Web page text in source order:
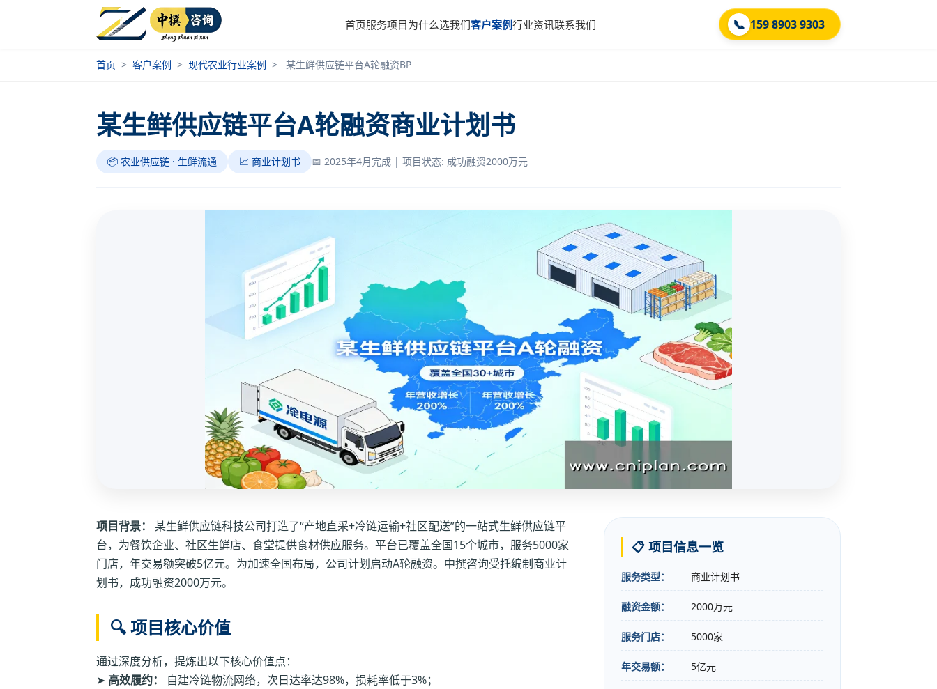
首页服务项目为什么选我们客户案例行业资讯联系我们 📞 159 8903 9303
首页 > 客户案例 > 现代农业行业案例 > 某生鲜供应链平台A轮融资BP
某生鲜供应链平台A轮融资商业计划书
📦 农业供应链 · 生鲜流通 📈 商业计划书 📅 2025年4月完成 | 项目状态: 成功融资2000万元
项目背景：
某生鲜供应链科技公司打造了“产地直采+冷链运输+社区配送”的一站式生鲜供应链平
台，为餐饮企业、社区生鲜店、食堂提供食材供应服务。平台已覆盖全国15个城市，服务5000家
门店，年交易额突破5亿元。为加速全国布局，公司计划启动A轮融资。中撰咨询受托编制商业计
划书，成功融资2000万元。
🔍 项目核心价值
通过深度分析，提炼出以下核心价值点：
➤ 高效履约：
自建冷链物流网络，次日达率达98%，损耗率低于3%；
📋 项目信息一览
服务类型： 商业计划书
融资金额： 2000万元
服务门店： 5000家
年交易额： 5亿元